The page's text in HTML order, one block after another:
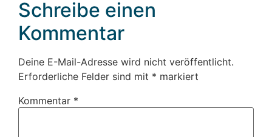
Schreibe einen
Kommentar
Deine E-Mail-Adresse wird nicht veröffentlicht.
Erforderliche Felder sind mit * markiert
Kommentar *